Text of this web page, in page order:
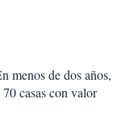
de dos años,
casas con valor